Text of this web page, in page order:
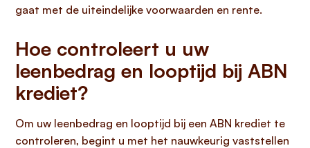
gaat met de uiteindelijke voorwaarden en rente.
Hoe controleert u uw
leenbedrag en looptijd bij ABN
krediet?
Om uw leenbedrag en looptijd bij een ABN krediet te
controleren, begint u met het nauwkeurig vaststellen